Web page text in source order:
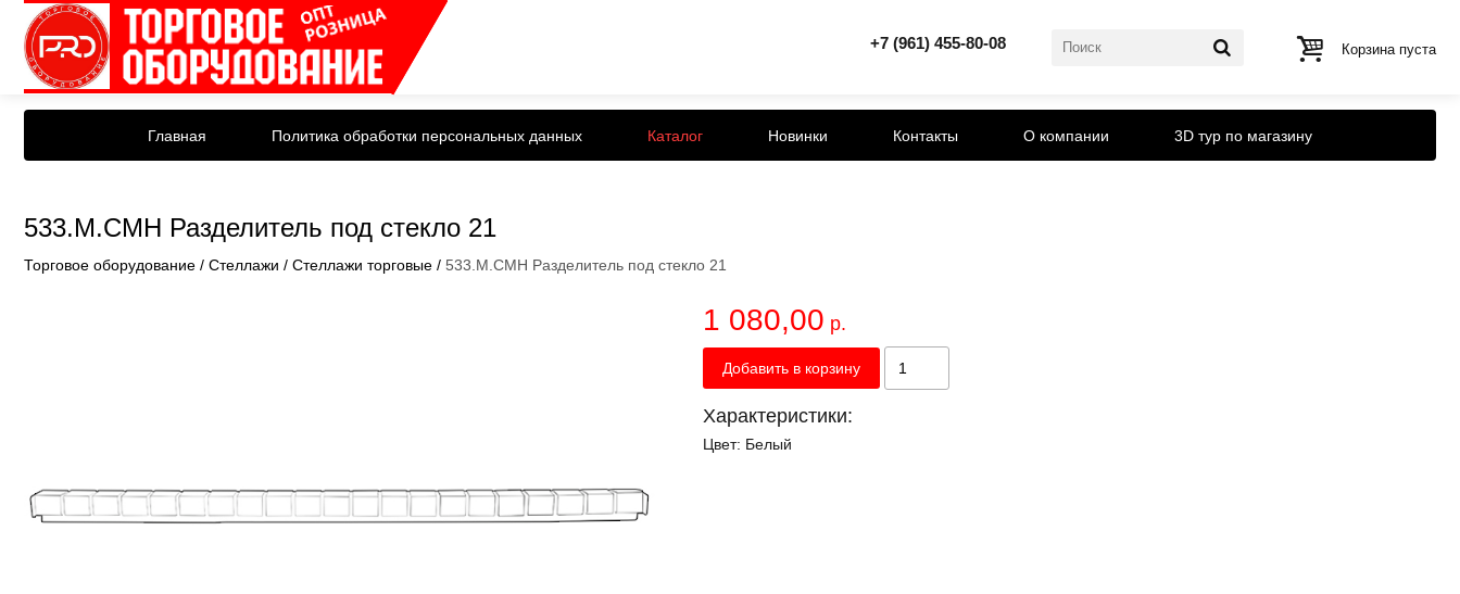
Корзина пуста
+7 (961) 455-80-08
Главная Политика обработки персональных данных Каталог Новинки Контакты О компании 3D тур по магазину
533.М.СМН Разделитель под стекло 21
Торговое оборудование / Стеллажи / Стеллажи торговые / 533.М.СМН Разделитель под стекло 21
1 080,00 р.
Добавить в корзину
Характеристики:
Цвет: Белый